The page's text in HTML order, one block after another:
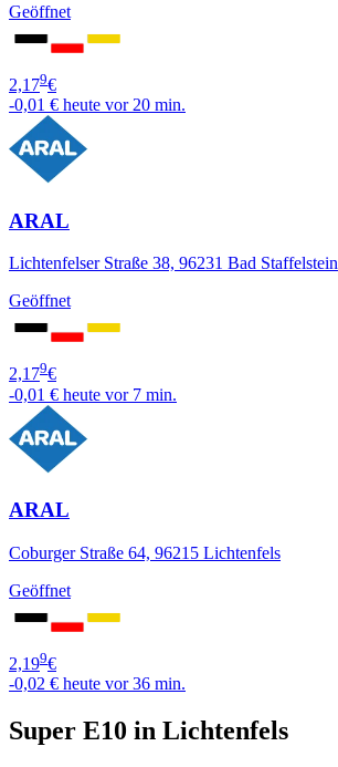
Geöffnet
2,179€
-0,01 € heute vor 20 min.
ARAL
Lichtenfelser Straße 38, 96231 Bad Staffelstein
Geöffnet
2,179€
-0,01 € heute vor 7 min.
ARAL
Coburger Straße 64, 96215 Lichtenfels
Geöffnet
2,199€
-0,02 € heute vor 36 min.
Super E10 in Lichtenfels